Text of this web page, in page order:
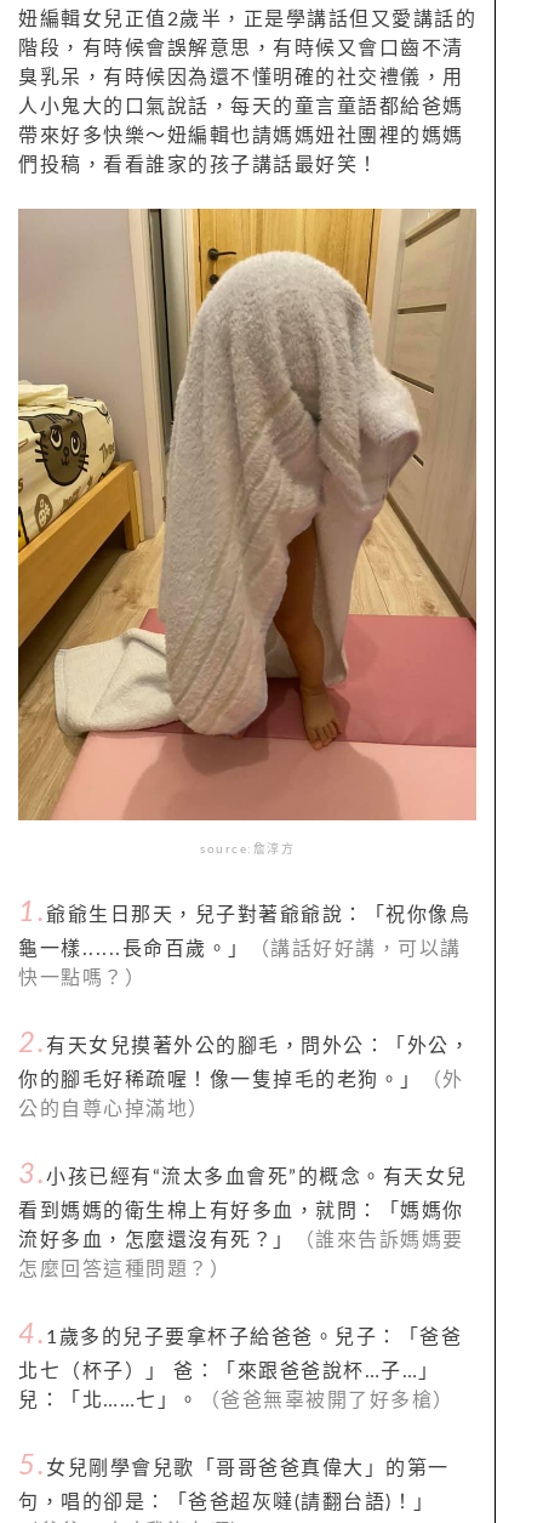
妞編輯女兒正值2歲半，正是學講話但又愛講話的
階段，有時候會誤解意思，有時候又會口齒不清
臭乳呆，有時候因為還不懂明確的社交禮儀，用
人小鬼大的口氣說話，每天的童言童語都給爸媽
帶來好多快樂～妞編輯也請媽媽妞社團裡的媽媽
們投稿，看看誰家的孩子講話最好笑！
source:詹淳方
1.爺爺生日那天，兒子對著爺爺說：「祝你像烏
龜一樣......長命百歲。」
（講話好好講，可以講
快一點嗎？）
2. 有天女兒摸著外公的腳毛，問外公：「外公，
你的腳毛好稀疏喔！像一隻掉毛的老狗。」
（外
公的自尊心掉滿地）
3.小孩已經有“流太多血會死”的概念。有天女兒
看到媽媽的衛生棉上有好多血，就問：「媽媽你
流好多血，怎麼還沒有死？」
（誰來告訴媽媽要
怎麼回答這種問題？）
4. 1歲多的兒子要拿杯子給爸爸。兒子：「爸爸
北七（杯子）」 爸：「來跟爸爸說杯…子…」
兒：「北……七」。
（爸爸無辜被開了好多槍）
5. 女兒剛學會兒歌「哥哥爸爸真偉大」的第一
句，唱的卻是：「爸爸超灰噠(請翻台語)！」